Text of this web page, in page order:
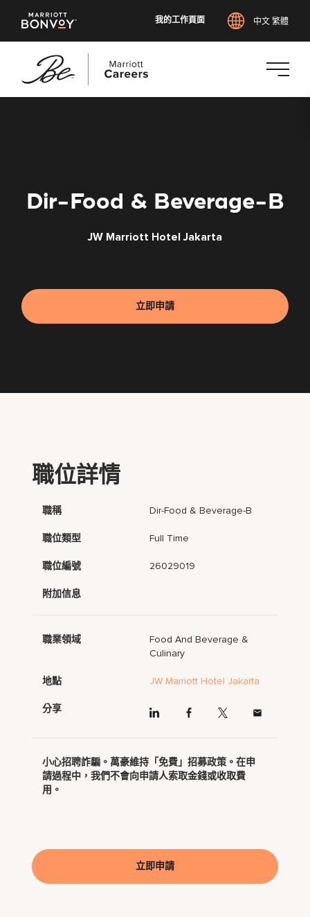
我的工作頁面 中文 繁體
Dir-Food & Beverage-B
JW Marriott Hotel Jakarta
立即申請
職位詳情
職稱 Dir-Food & Beverage-B
職位類型 Full Time
職位編號 26029019
附加信息
職業領域
Food And Beverage &
Culinary
地點 JW Marriott Hotel Jakarta
分享
小心招聘詐騙。萬豪維持「免費」招募政策。在申
請過程中，我們不會向申請人索取金錢或收取費
用。
立即申請